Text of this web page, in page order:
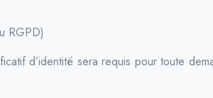
RGPD)
d’identité sera requis pour toute